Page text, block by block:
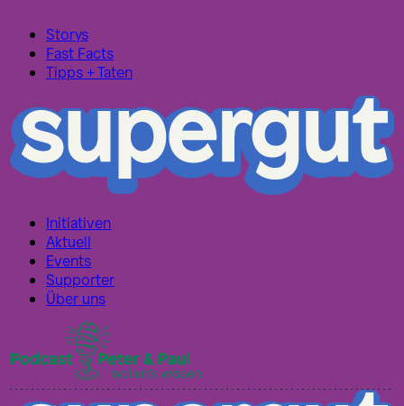
Storys
Fast Facts
Tipps + Taten
Initiativen
Aktuell
Events
Supporter
Über uns